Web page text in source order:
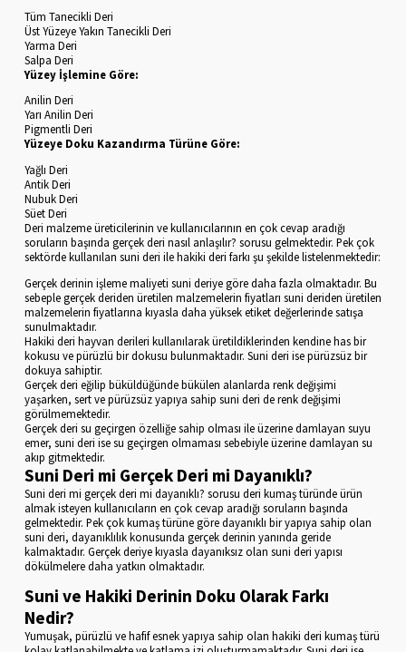
Tüm Tanecikli Deri
Üst Yüzeye Yakın Tanecikli Deri
Yarma Deri
Salpa Deri
Yüzey İşlemine Göre:
Anilin Deri
Yarı Anilin Deri
Pigmentli Deri
Yüzeye Doku Kazandırma Türüne Göre:
Yağlı Deri
Antik Deri
Nubuk Deri
Süet Deri
Deri malzeme üreticilerinin ve kullanıcılarının en çok cevap aradığı
soruların başında gerçek deri nasıl anlaşılır? sorusu gelmektedir. Pek çok
sektörde kullanılan suni deri ile hakiki deri farkı şu şekilde listelenmektedir:
Gerçek derinin işleme maliyeti suni deriye göre daha fazla olmaktadır. Bu
sebeple gerçek deriden üretilen malzemelerin fiyatları suni deriden üretilen
malzemelerin fiyatlarına kıyasla daha yüksek etiket değerlerinde satışa
sunulmaktadır.
Hakiki deri hayvan derileri kullanılarak üretildiklerinden kendine has bir
kokusu ve pürüzlü bir dokusu bulunmaktadır. Suni deri ise pürüzsüz bir
dokuya sahiptir.
Gerçek deri eğilip büküldüğünde bükülen alanlarda renk değişimi
yaşarken, sert ve pürüzsüz yapıya sahip suni deri de renk değişimi
görülmemektedir.
Gerçek deri su geçirgen özelliğe sahip olması ile üzerine damlayan suyu
emer, suni deri ise su geçirgen olmaması sebebiyle üzerine damlayan su
akıp gitmektedir.
Suni Deri mi Gerçek Deri mi Dayanıklı?
Suni deri mi gerçek deri mi dayanıklı? sorusu deri kumaş türünde ürün
almak isteyen kullanıcıların en çok cevap aradığı soruların başında
gelmektedir. Pek çok kumaş türüne göre dayanıklı bir yapıya sahip olan
suni deri, dayanıklılık konusunda gerçek derinin yanında geride
kalmaktadır. Gerçek deriye kıyasla dayanıksız olan suni deri yapısı
dökülmelere daha yatkın olmaktadır.
Suni ve Hakiki Derinin Doku Olarak Farkı
Nedir?
Yumuşak, pürüzlü ve hafif esnek yapıya sahip olan hakiki deri kumaş türü